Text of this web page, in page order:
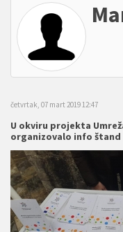
četvrtak, 07 mart 2019 12:47
U okviru projekta
organizovalo info